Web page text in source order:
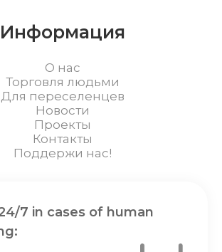
Информация
О нас
Торговля людьми
Для переселенцев
Новости
Проекты
Контакты
Поддержи нас!
7 in cases of human